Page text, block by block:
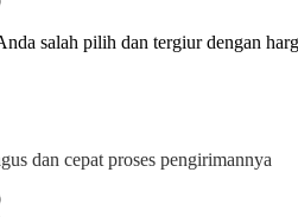
salah pilih dan tergiur dengan
dan cepat proses pengirimannya